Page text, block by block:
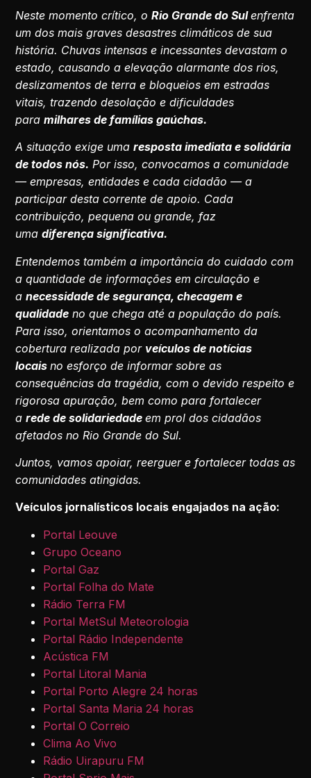
Neste momento crítico, oRio Grande do Sulenfrenta
um dos mais graves desastres climáticos de sua
história. Chuvas intensas e incessantes devastam o
estado, causando a elevação alarmante dos rios,
deslizamentos de terra e bloqueios em estradas
vitais, trazendo desolação e dificuldades
paramilhares de famílias gaúchas.
A situação exige umaresposta imediata e solidária
de todos nós. Por isso, convocamos a comunidade
— empresas, entidades e cada cidadão — a
participar desta corrente de apoio. Cada
contribuição, pequena ou grande, faz
umadiferença significativa.
Entendemos também a importância do cuidado com
a quantidade de informações em circulação e
anecessidade de segurança, checagem e
qualidade no que chega até a população do país.
Para isso, orientamos o acompanhamento da
cobertura realizada por veículos de notícias
locaisno esforço de informar sobre as
consequências da tragédia, com o devido respeito e
rigorosa apuração, bem como para fortalecer
arede de solidariedadeem prol dos cidadãos
afetados no Rio Grande do Sul.
Juntos, vamos apoiar, reerguer e fortalecer todas as
comunidades atingidas.
Veículos jornalísticos locais engajados na ação:
Portal Leouve
Grupo Oceano
Portal Gaz
Portal Folha do Mate
Rádio Terra FM
Portal MetSul Meteorologia
Portal Rádio Independente
Acústica FM
Portal Litoral Mania
Portal Porto Alegre 24 horas
Portal Santa Maria 24 horas
Portal O Correio
Clima Ao Vivo
Rádio Uirapuru FM